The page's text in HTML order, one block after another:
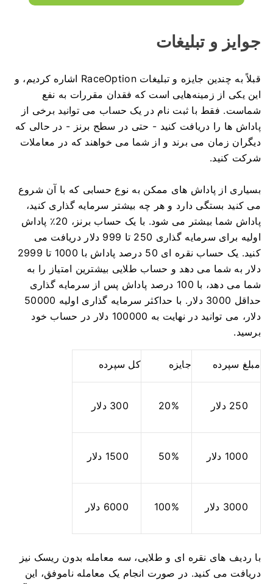
جوایز و تبلیغات
قبلاً به چندین جایزه و تبلیغات RaceOption اشاره کردیم، و
این یکی از زمینه‌هایی است که فقدان مقررات به نفع
شماست. فقط با ثبت نام در یک حساب می توانید برخی از
پاداش ها را دریافت کنید - حتی در سطح برنز - در حالی که
دیگران زمان می برند و از شما می خواهند که در معاملات
شرکت کنید.
بسیاری از پاداش های ممکن به نوع حسابی که با آن شروع
می کنید بستگی دارد و هر چه بیشتر سرمایه گذاری کنید،
پاداش شما بیشتر می شود.
با یک حساب برنز، 20٪ پاداش
اولیه برای سرمایه گذاری 250 تا 999 دلار دریافت می
کنید.
یک حساب نقره ای 50 درصد پاداش با 1000 تا 2999
دلار به شما می دهد و حساب طلایی بیشترین امتیاز را به
شما می دهد، با 100 درصد پاداش پس از سرمایه گذاری
حداقل 3000 دلار.
با حداکثر سرمایه گذاری اولیه 50000
دلار، می توانید در نهایت به 100000 دلار در حساب خود
برسید.
مبلغ سپرده جایزه کل سپرده
250 دلار 20% 300 دلار
1000 دلار 50% 1500 دلار
3000 دلار 100% 6000 دلار
با ردیف های نقره ای و طلایی، سه معامله بدون ریسک نیز
دریافت می کنید. در صورت انجام یک معامله ناموفق، این